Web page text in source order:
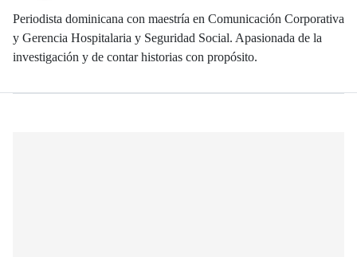
Periodista dominicana con maestría en Comunicación Corporativa
y Gerencia Hospitalaria y Seguridad Social. Apasionada de la
investigación y de contar historias con propósito.